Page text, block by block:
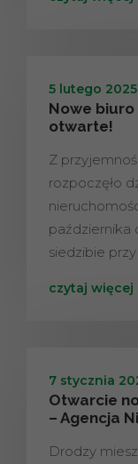
5 lutego 2025
Nowe biuro
otwarte!
Z
rozpoczęło
października
siedzibie
czytaj więcej
7 stycznia
Otwarcie
– Agencja
Drodzy